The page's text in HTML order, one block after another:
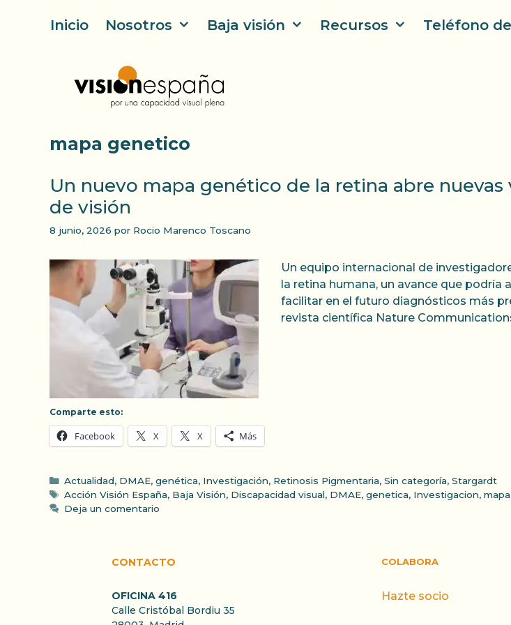
Inicio Nosotros Baja visión Recursos Teléfono
mapa genetico
Un nuevo mapa genético de la retina abre
de visión
8 junio, 2026 por Rocio Marenco Toscano
Un equipo internacional de
la retina humana, un avance que
facilitar en el futuro diagnósticos más
revista científica Nature
Comparte esto:
Facebook X X Más
Categorías
Actualidad, DMAE, genética, Investigación, Retinosis Pigmentaria, Sin categoría, Stargardt
Etiquetas
Acción Visión España, Baja Visión, Discapacidad visual, DMAE, genetica, Investigacion,
Deja un comentario
CONTACTO
OFICINA 416
Calle Cristóbal Bordiu 35
COLABORA
Hazte socio